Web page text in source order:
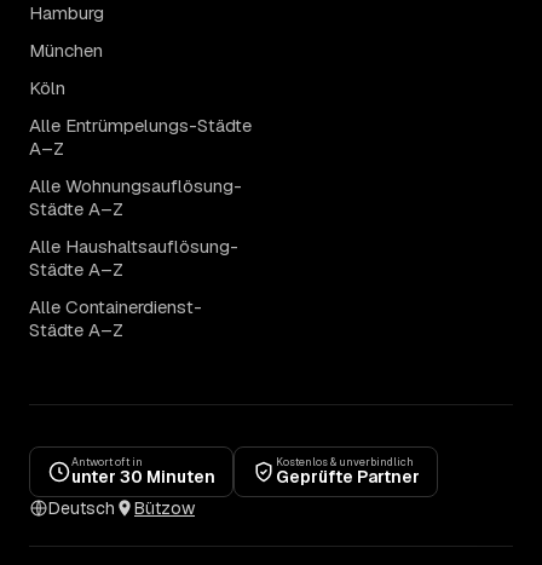
Hamburg
München
Köln
Alle Entrümpelungs-Städte
A–Z
Alle Wohnungsauflösung-
Städte A–Z
Alle Haushaltsauflösung-
Städte A–Z
Alle Containerdienst-
Städte A–Z
Antwort oft in
unter 30 Minuten
Kostenlos & unverbindlich
Geprüfte Partner
Deutsch
Bützow